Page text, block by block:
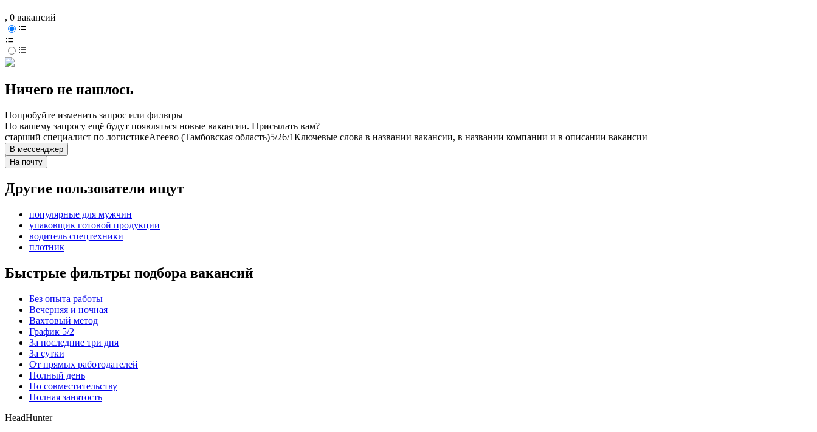
, 0 вакансий
Ничего не нашлось
Попробуйте изменить запрос или фильтры
По вашему запросу ещё будут появляться новые вакансии. Присылать вам?
старший специалист по логистикеАгеево (Тамбовская область)5/26/1Ключевые слова в названии вакансии, в названии компании и в описании вакансии
В мессенджер
На почту
Другие пользователи ищут
популярные для мужчин
упаковщик готовой продукции
водитель спецтехники
плотник
Быстрые фильтры подбора вакансий
Без опыта работы
Вечерняя и ночная
Вахтовый метод
График 5/2
За последние три дня
За сутки
От прямых работодателей
Полный день
По совместительству
Полная занятость
HeadHunter